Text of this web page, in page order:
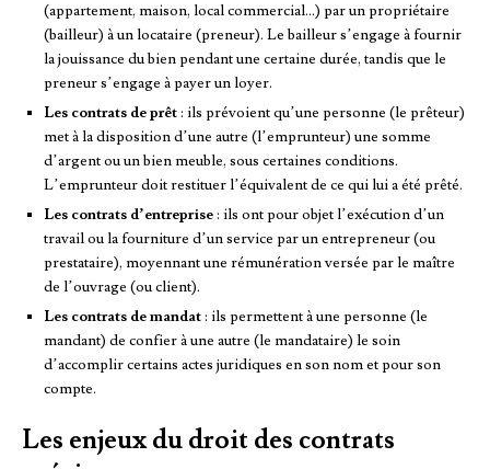
(appartement, maison, local commercial…) par un propriétaire
(bailleur) à un locataire (preneur). Le bailleur s’engage à fournir
la jouissance du bien pendant une certaine durée, tandis que le
preneur s’engage à payer un loyer.
Les contrats de prêt: ils prévoient qu’une personne (le prêteur)
met à la disposition d’une autre (l’emprunteur) une somme
d’argent ou un bien meuble, sous certaines conditions.
L’emprunteur doit restituer l’équivalent de ce qui lui a été prêté.
Les contrats d’entreprise: ils ont pour objet l’exécution d’un
travail ou la fourniture d’un service par un entrepreneur (ou
prestataire), moyennant une rémunération versée par le maître
de l’ouvrage (ou client).
Les contrats de mandat: ils permettent à une personne (le
mandant) de confier à une autre (le mandataire) le soin
d’accomplir certains actes juridiques en son nom et pour son
compte.
Les enjeux du droit des contrats